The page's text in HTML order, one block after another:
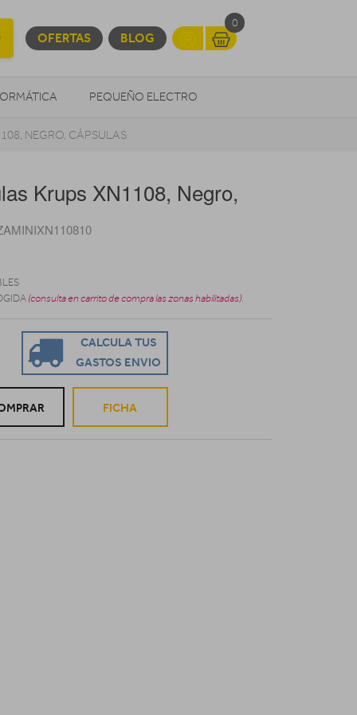
OFERTAS BLOG
0
PEQUEÑO ELECTRO
OTROS
NEGRO, CÁPSULAS
Krups XN1108, Negro,
(consulta en carrito de compra las zonas habilitadas).
CALCULA TUS
GASTOS ENVIO
FICHA